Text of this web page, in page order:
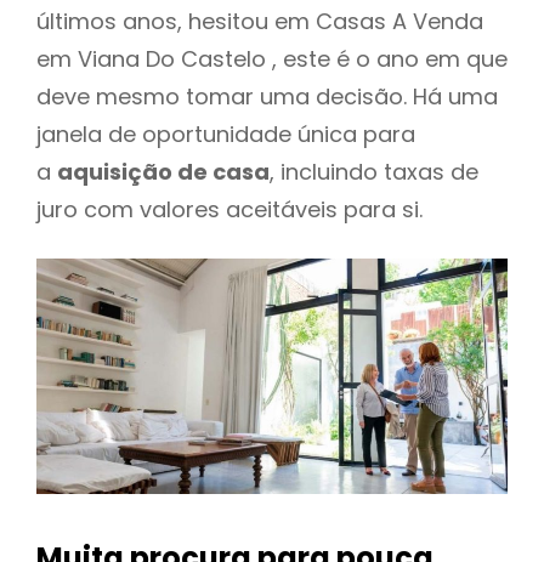
últimos anos, hesitou em Casas A Venda
em Viana Do Castelo , este é o ano em que
deve mesmo tomar uma decisão. Há uma
janela de oportunidade única para
a aquisição de casa, incluindo taxas de
juro com valores aceitáveis para si.